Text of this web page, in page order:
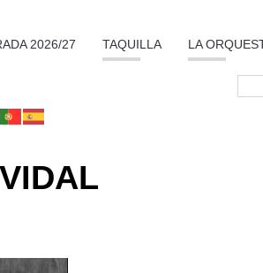
2026/27 TAQUILLA LA